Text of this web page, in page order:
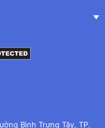
Bình Trưng Tây, TP.